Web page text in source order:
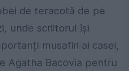
de teracotă de pe
unde scriitorul își
musafiri ai casei,
Agatha Bacovia pentru